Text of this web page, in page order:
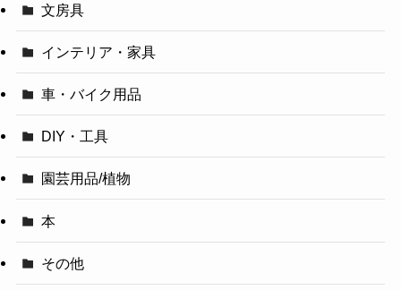
文房具
インテリア・家具
車・バイク用品
DIY・工具
園芸用品/植物
本
その他